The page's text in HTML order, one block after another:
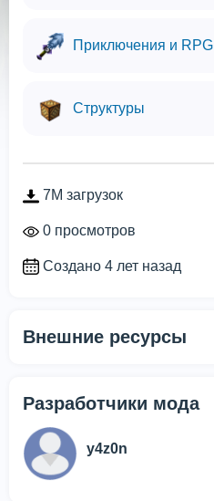
Приключения и RPG
Структуры
7M загрузок
0 просмотров
Создано 4 лет назад
Внешние ресурсы
Разработчики мода
y4z0n